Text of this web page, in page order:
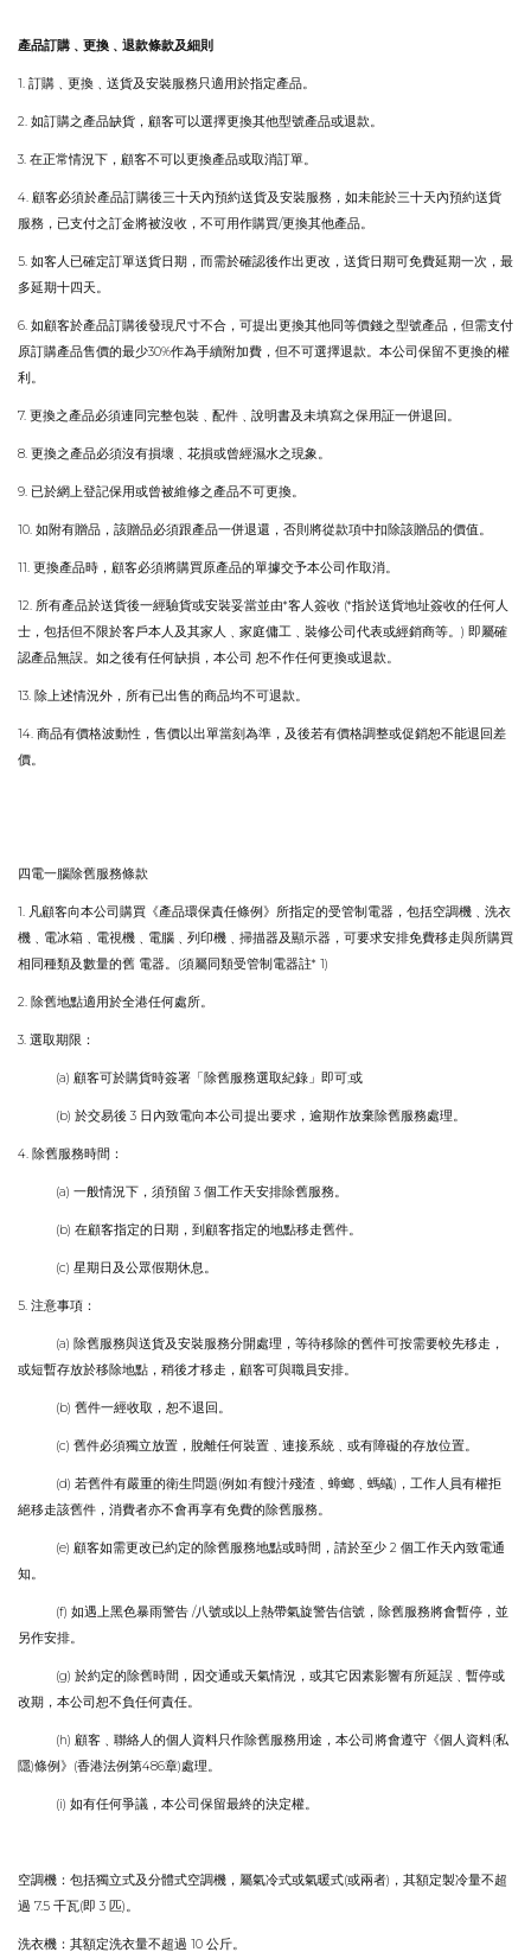
產品訂購 更換 退款條款及細則
1. 訂購 更換 送貨及安裝服務只適用於指定產品
2. 如訂購之產品缺貨，顧客可以選擇更換其他型號產品或退款
3. 在正常情況下，顧客不可以更換產品或取消訂單
4. 顧客必須於產品訂購後三十天內預約送貨及安裝服務，如未能於三十天內預約送貨
服務，已支付之訂金將被沒收，不可用作購買/更換其他產品
5. 如客人已確定訂單送貨日期，而需於確認後作出更改，送貨日期可免費延期一次，最
多延期十四天
6. 如顧客於產品訂購後發現尺寸不合，可提出更換其他同等價錢之型號產品，但需支付
原訂購產品售價的最少30%作為手續附加費，但不可選擇退款
本公司保留不更換的權
利
7. 更換之產品必須連同完整包裝 配件 說明書及未填寫之保用証一併退回
8. 更換之產品必須沒有損壞 花損或曾經濕水之現象
9. 已於網上登記保用或曾被維修之產品不可更換
10. 如附有贈品，該贈品必須跟產品一併退還，否則將從款項中扣除該贈品的價值
11. 更換產品時，顧客必須將購買原產品的單據交予本公司作取消
12. 所有產品於送貨後一經驗貨或安裝妥當並由*客人簽收 (*指於送貨地址簽收的任何人
士，包括但不限於客戶本人及其家人
家庭傭工 裝修公司代表或經銷商等 ) 即屬確
認產品無誤
如之後有任何缺損，本公司 恕不作任何更換或退款
13. 除上述情況外，所有已出售的商品均不可退款
14. 商品有價格波動性，售價以出單當刻為準，及後若有價格調整或促銷恕不能退回差
價
四電一腦除舊服務條款
1. 凡顧客向本公司購買《產品環保責任條例》所指定的受管制電器，包括空調機
洗衣
機
電冰箱 電視機 電腦 列印機
掃描器及顯示器，可要求安排免費移走與所購買
相同種類及數量的舊 電器 (須屬同類受管制電器註* 1)
2. 除舊地點適用於全港任何處所
3. 選取期限：
(a) 顧客可於購貨時簽署「除舊服務選取紀錄」即可;或
(b) 於交易後 3 日內致電向本公司提出要求，逾期作放棄除舊服務處理
4. 除舊服務時間：
(a) 一般情況下，須預留 3 個工作天安排除舊服務
(b) 在顧客指定的日期，到顧客指定的地點移走舊件
(c) 星期日及公眾假期休息
5. 注意事項：
(a) 除舊服務與送貨及安裝服務分開處理，等待移除的舊件可按需要較先移走，
或短暫存放於移除地點，稍後才移走，顧客可與職員安排
(b) 舊件一經收取，恕不退回
(c) 舊件必須獨立放置，脫離任何裝置 連接系統 或有障礙的存放位置
(d) 若舊件有嚴重的衛生問題(例如:有餿汁殘渣 蟑螂 螞蟻) ，工作人員有權拒
絕移走該舊件，消費者亦不會再享有免費的除舊服務
(e) 顧客如需更改已約定的除舊服務地點或時間，請於至少 2 個工作天內致電通
知
(f) 如遇上黑色暴雨警告 /八號或以上熱帶氣旋警告信號，除舊服務將會暫停，並
另作安排
(g) 於約定的除舊時間，因交通或天氣情況，或其它因素影響有所延誤
暫停或
改期，本公司恕不負任何責任
(h) 顧客 聯絡人的個人資料只作除舊服務用途，本公司將會遵守《個人資料(私
隱)條例》 (香港法例第486章)處理
(i) 如有任何爭議，本公司保留最終的決定權
空調機：包括獨立式及分體式空調機，屬氣冷式或氣暖式(或兩者) ，其額定製冷量不超
過 7.5 千瓦(即 3 匹)
洗衣機：其額定洗衣量不超過 10 公斤